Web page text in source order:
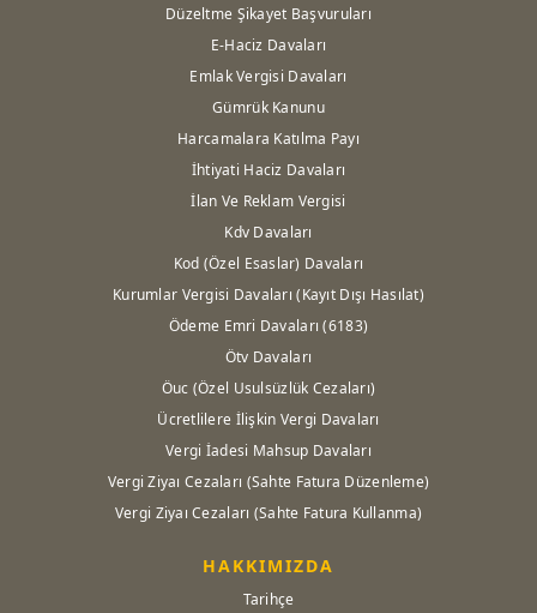
Düzeltme Şikayet Başvuruları
E-Haciz Davaları
Emlak Vergisi Davaları
Gümrük Kanunu
Harcamalara Katılma Payı
İhtiyati Haciz Davaları
İlan Ve Reklam Vergisi
Kdv Davaları
Kod (Özel Esaslar) Davaları
Kurumlar Vergisi Davaları (Kayıt Dışı Hasılat)
Ödeme Emri Davaları (6183)
Ötv Davaları
Öuc (Özel Usulsüzlük Cezaları)
Ücretlilere İlişkin Vergi Davaları
Vergi İadesi Mahsup Davaları
Vergi Ziyaı Cezaları (Sahte Fatura Düzenleme)
Vergi Ziyaı Cezaları (Sahte Fatura Kullanma)
HAKKIMIZDA
Tarihçe